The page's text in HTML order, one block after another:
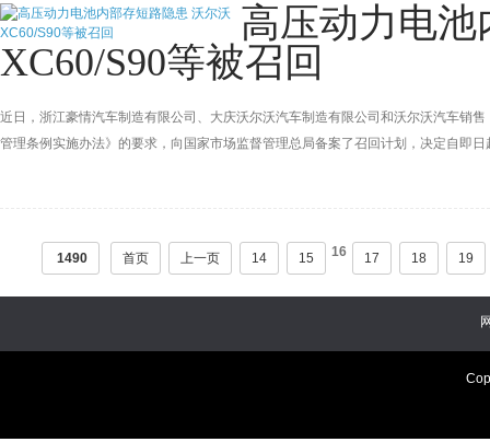
高压动力电
XC60/S90等被召回
近日，浙江豪情汽车制造有限公司、大庆沃尔沃汽车制造有限公司和沃尔沃汽车销
管理条例实施办法》的要求，向国家市场监督管理总局备案了召回计划，决定自即
1490 首页 上一页 14 15 16 17 18 19